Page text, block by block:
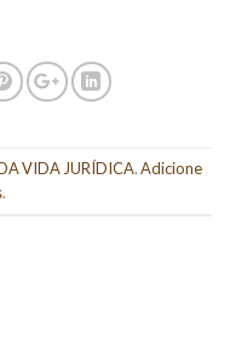
VIDA JURÍDICA.Adicione
.